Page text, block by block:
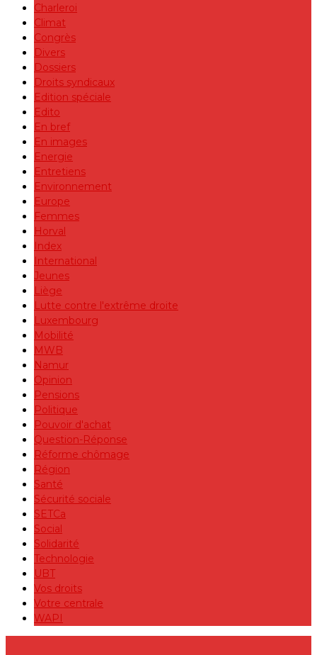
Charleroi
Climat
Congrès
Divers
Dossiers
Droits syndicaux
Edition spéciale
Edito
En bref
En images
Energie
Entretiens
Environnement
Europe
Femmes
Horval
Index
International
Jeunes
Liège
Lutte contre l'extrême droite
Luxembourg
Mobilité
MWB
Namur
Opinion
Pensions
Politique
Pouvoir d'achat
Question-Réponse
Réforme chômage
Région
Santé
Sécurité sociale
SETCa
Social
Solidarité
Technologie
UBT
Vos droits
Votre centrale
WAPI